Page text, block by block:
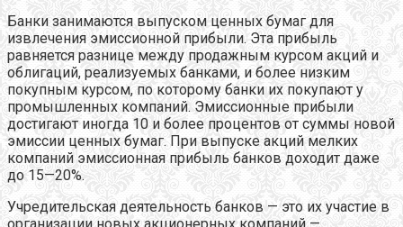
Банки занимаются выпуском ценных бумаг для
извлечения эмиссионной прибыли. Эта прибыль
равняется разнице между продажным курсом акций и
облигаций, реализуемых банками, и более низким
покупным курсом, по которому банки их покупают у
промышленных компаний. Эмиссионные прибыли
достигают иногда 10 и более процентов от суммы новой
эмиссии ценных бумаг. При выпуске акций мелких
компаний эмиссионная прибыль банков доходит даже
до 15—20%.
Учредительская деятельность банков — это их участие в